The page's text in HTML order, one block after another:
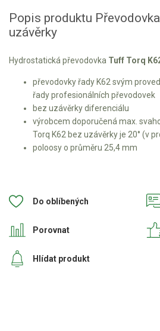
Sněhové frézy
Vertikutátory
Kultivátory
Nůžky na živý plot
Vysavače a foukače
Štěpkovače a drtiče
Elektrické skútry
Elektrické tříkolky
Popis produktu
uzávěrky
Hydrostatická převodovka Tuff Torq
převodovky řady K62 svým
řady profesionálních převodovek
bez uzávěrky diferenciálu
výrobcem doporučená max.
Torq K62 bez uzávěrky je 20° (v
poloosy o průměru 25,4 mm
Do oblíbených
Porovnat
Hlídat produkt